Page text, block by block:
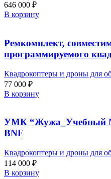
646 000 ₽
В корзину
Ремкомплект,
программируемого
Квадрокоптеры и дроны для
77 000 ₽
В корзину
УМК “Жужа_Учебный
BNF
Квадрокоптеры и дроны для
114 000 ₽
В корзину